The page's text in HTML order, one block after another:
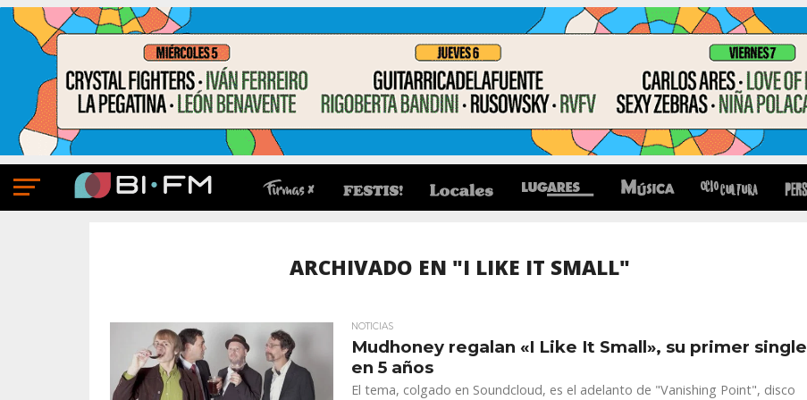
ARCHIVADO EN "I LIKE IT SMALL"
NOTICIAS
Mudhoney regalan «I Like It Small», su primer single
en 5 años
El tema, colgado en Soundcloud, es el adelanto de "Vanishing Point", disco